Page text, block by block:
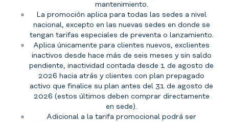
mantenimiento.
La promoción aplica para todas las sedes a nivel
nacional, excepto en las nuevas sedes en donde se
tengan tarifas especiales de preventa o lanzamiento.
Aplica únicamente para clientes nuevos, exclientes
inactivos desde hace más de seis meses y sin saldo
pendiente, inactividad contada desde 1 de agosto de
2026 hacia atrás y clientes con plan prepagado
activo que finalice su plan antes del 31 de agosto de
2026 (estos últimos deben comprar directamente
en sede).
Adicional a la tarifa promocional podrá ser